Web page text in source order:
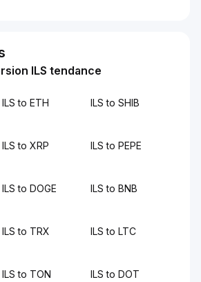
ILS tendance
ILS to ETH ILS to SHIB
ILS to XRP ILS to PEPE
ILS to DOGE ILS to BNB
ILS to TRX ILS to LTC
ILS to TON ILS to DOT